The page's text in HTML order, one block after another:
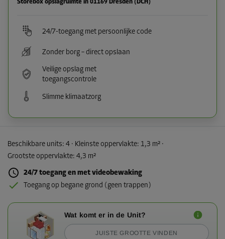
Storebox opslagruimte in 01169 Dresden (DCH)
24/7-toegang met persoonlijke code
Zonder borg – direct opslaan
Veilige opslag met
toegangscontrole
Slimme klimaatzorg
Beschikbare units: 4 · Kleinste oppervlakte: 1,3 m² ·
Grootste oppervlakte: 4,3 m²
24/7 toegang en met videobewaking
Toegang op begane grond (geen trappen)
Wat komt er in de Unit?
JUISTE GROOTTE VINDEN